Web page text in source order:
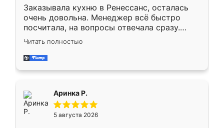
Заказывала кухню в Ренессанс, осталась
очень довольна. Менеджер всё быстро
посчитала, на вопросы отвечала сразу.
Замерщик приехал в субботу, подошёл к
делу со всей ответственностью. Собрали
за день, ребята работали аккуратно, даже
Читать полностью
Аринка Р.
5 августа 2026